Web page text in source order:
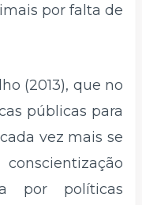
por falta de
(2013), que no
públicas para
vez mais se
por políticas